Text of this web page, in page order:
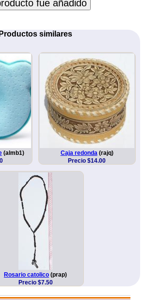
fue añadido
Productos similares
(almb1)
Caja redonda(rajq)
Precio $14.00
Rosario catolico (prap)
Precio $7.50